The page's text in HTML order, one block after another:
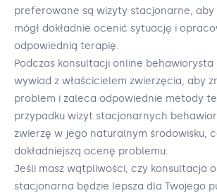
preferowane są wizyty stacjonarne,
mógł dokładnie ocenić sytuację i
odpowiednią terapię.
Podczas konsultacji online
wywiad z właścicielem zwierzęcia, aby
problem i zaleca odpowiednie metody
przypadku wizyt stacjonarnych
zwierzę w jego naturalnym środowisku,
dokładniejszą ocenę problemu.
Jeśli masz wątpliwości, czy konsultacja
stacjonarna będzie lepsza dla Twojego